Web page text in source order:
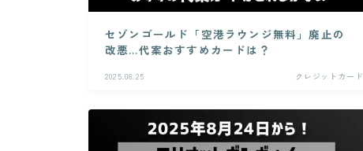
セゾンゴールド「空港ラウンジ無料」廃止の
改悪…代案おすすめカードは？
2025.08.25 クレジットカード